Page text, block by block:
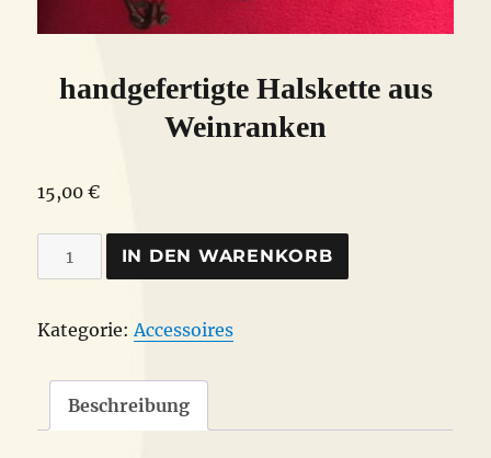
handgefertigte Halskette aus
Weinranken
15,00€
handgefertigte
Halskette
Weinranken
IN DEN WARENKORB
Kategorie: Accessoires
Beschreibung